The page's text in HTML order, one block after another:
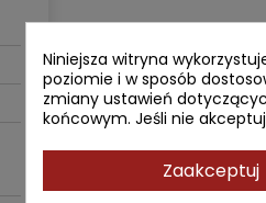
Niniejsza witryna
poziomie i w sposób
zmiany ustawień
końcowym. Jeśli nie
Zaakceptuj